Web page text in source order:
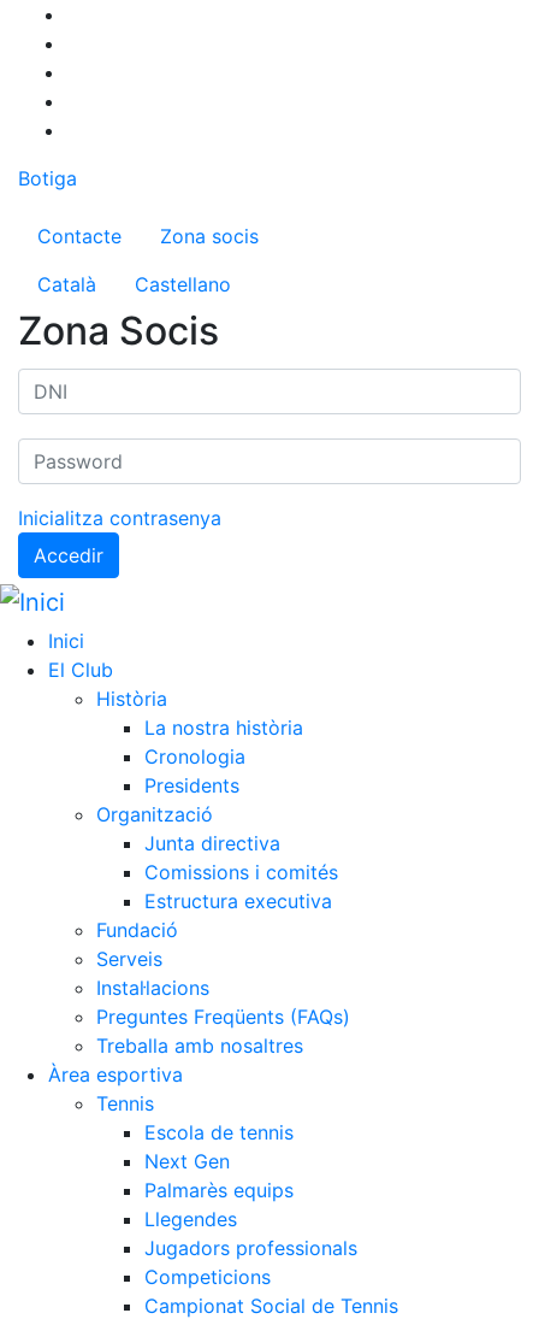
contingut
Botiga
Menú del compte d'usuari
Contacte
Zona socis
Català
Castellano
Zona Socis
Inicialitza contrasenya
Accedir
Inici
El Club
Història
La nostra història
Cronologia
Presidents
Organització
Junta directiva
Comissions i comités
Estructura executiva
Fundació
Serveis
Instal·lacions
Preguntes Freqüents (FAQs)
Treballa amb nosaltres
Àrea esportiva
Tennis
Escola de tennis
Next Gen
Palmarès equips
Llegendes
Jugadors professionals
Competicions
Campionat Social de Tennis